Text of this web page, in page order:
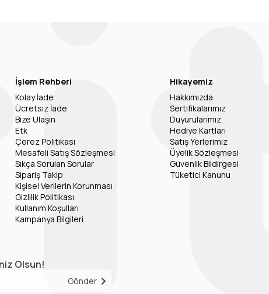
İşlem Rehberi
Kolay İade
Ücretsiz İade
Bize Ulaşın
Etk
Çerez Politikası
Mesafeli Satış Sözleşmesi
Sıkça Sorulan Sorular
Sipariş Takip
Kişisel Verilerin Korunması
Gizlilik Politikası
Kullanım Koşulları
Kampanya Bilgileri
Hikayemiz
Hakkımızda
Sertifikalarımız
Duyurularımız
Hediye Kartları
Satış Yerlerimiz
Üyelik Sözleşmesi
Güvenlik Bildirgesi
Tüketici Kanunu
Olsun!
Gönder